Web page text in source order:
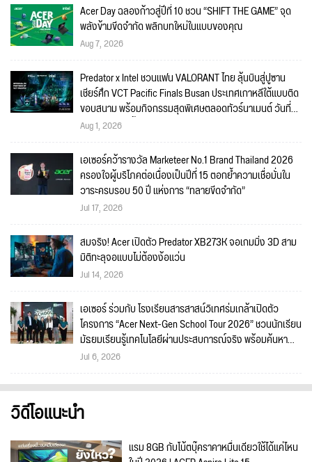
Acer Day ฉลองก้าวสู่ปีที่ 10 ชวน “SHIFT THE GAME” จุด
พลังข้ามขีดจำกัด พลิกบทใหม่ในแบบของคุณ
Aug 7, 2026
Predator x Intel ชวนแฟน VALORANT ไทย ลุ้นบินสู่ปูซาน
เชียร์ศึก VCT Pacific Finals Busan ประเทศเกาหลีใต้แบบติด
ขอบสนาม พร้อมกิจกรรมสุดพิเศษตลอดทัวร์นาเมนต์ วันที่
5-6 กันยายนนี้!
Aug 1, 2026
เอเซอร์คว้ารางวัล Marketeer No.1 Brand Thailand 2026
ครองใจผู้บริโภคต่อเนื่องเป็นปีที่ 15 ตอกย้ำความเชื่อมั่นใน
วาระครบรอบ 50 ปี แห่งการ “ทลายขีดจำกัด”
Jul 17, 2026
สมจริง! Acer เปิดตัว Predator XB273K จอเกมมิ่ง 3D สาม
มิติทะลุจอแบบไม่ต้องง้อแว่น
Jul 14, 2026
เอเซอร์ ร่วมกับ โรงเรียนสารสาสน์วิเทศร่มเกล้าเปิดตัว
โครงการ “Acer Next-Gen School Tour 2026” ชวนนักเรียน
มัธยมเรียนรู้เทคโนโลยีผ่านประสบการณ์จริง พร้อมค้นหา
แรงบันดาลใจสู่อาชีพด้าน IT และดิจิทัลในยุค AI
Jul 6, 2026
วิดีโอแนะนำ
แรม 8GB กับโน้ตบุ๊คราคาหมื่นเดียวใช้ได้แค่ไหน